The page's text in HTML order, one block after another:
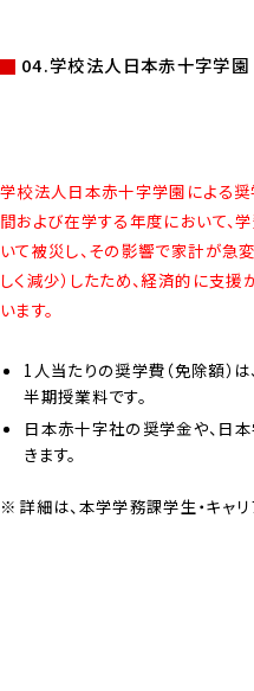
04.学校法人日本赤十字学
学校法人日本赤十字学園による奨
間および在学する年度において
いて被災し、その影響で家計が急
しく減少）したため、経済的に支
います。
1人当たりの奨学費（免除額）
半期授業料です。
日本赤十字社の奨学金や、日
きます。
詳細は、本学学務課学生・キャ